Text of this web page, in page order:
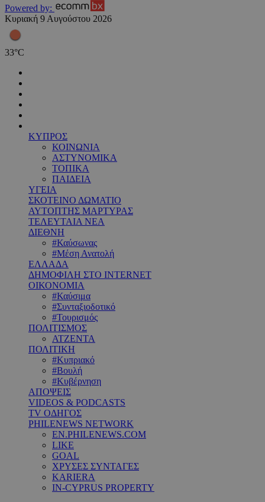
Powered by:
Κυριακή 9 Αυγούστου 2026
33°C
ΚΥΠΡΟΣ
ΚΟΙΝΩΝΙΑ
ΑΣΤΥΝΟΜΙΚΑ
ΤΟΠΙΚΑ
ΠΑΙΔΕΙΑ
ΥΓΕΙΑ
ΣΚΟΤΕΙΝΟ ΔΩΜΑΤΙΟ
ΑΥΤΟΠΤΗΣ ΜΑΡΤΥΡΑΣ
ΤΕΛΕΥΤΑΙΑ ΝΕΑ
ΔΙΕΘΝΗ
#Καύσωνας
#Μέση Ανατολή
ΕΛΛΑΔΑ
ΔΗΜΟΦΙΛΗ ΣΤΟ INTERNET
ΟΙΚΟΝΟΜΙΑ
#Καύσιμα
#Συνταξιοδοτικό
#Τουρισμός
ΠΟΛΙΤΙΣΜΟΣ
ΑΤΖΕΝΤΑ
ΠΟΛΙΤΙΚΗ
#Κυπριακό
#Βουλή
#Κυβέρνηση
ΑΠΟΨΕΙΣ
VIDEOS & PODCASTS
TV ΟΔΗΓΟΣ
PHILENEWS NETWORK
EN.PHILENEWS.COM
LIKE
GOAL
ΧΡΥΣΕΣ ΣΥΝΤΑΓΕΣ
KARIERA
IN-CYPRUS PROPERTY